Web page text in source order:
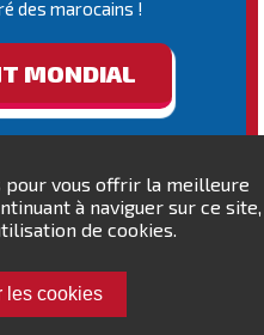
pour vous offrir la meilleure
à naviguer sur ce site,
de cookies.
les cookies
des marocains !
MONDIAL